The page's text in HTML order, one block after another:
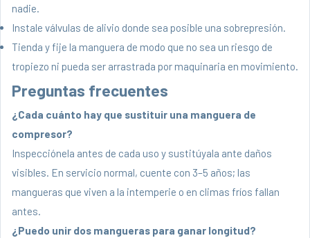
nadie.
Instale válvulas de alivio donde sea posible una sobrepresión.
Tienda y fije la manguera de modo que no sea un riesgo de
tropiezo ni pueda ser arrastrada por maquinaria en movimiento.
Preguntas frecuentes
¿Cada cuánto hay que sustituir una manguera de
compresor?
Inspecciónela antes de cada uso y sustitúyala ante daños
visibles. En servicio normal, cuente con 3–5 años; las
mangueras que viven a la intemperie o en climas fríos fallan
antes.
¿Puedo unir dos mangueras para ganar longitud?